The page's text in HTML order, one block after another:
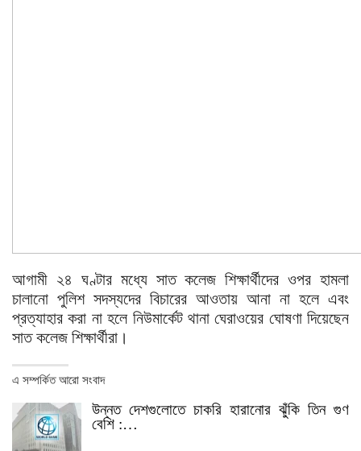
আগামী ২৪ ঘণ্টার মধ্যে সাত কলেজ শিক্ষার্থীদের ওপর হামলা
চালানো পুলিশ সদস্যদের বিচারের আওতায় আনা না হলে এবং
প্রত্যাহার করা না হলে নিউমার্কেট থানা ঘেরাওয়ের ঘোষণা দিয়েছেন
সাত কলেজ শিক্ষার্থীরা।
এ সম্পর্কিত আরো সংবাদ
উন্নত দেশগুলোতে চাকরি হারানোর ঝুঁকি তিন গুণ
বেশি :…